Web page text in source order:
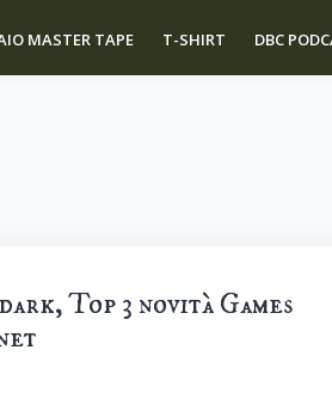
MASTER TAPE T-SHIRT DBC
Top 3 novità Games